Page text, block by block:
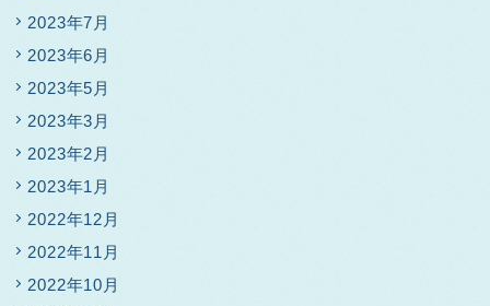
2023年7月
2023年6月
2023年5月
2023年3月
2023年2月
2023年1月
2022年12月
2022年11月
2022年10月